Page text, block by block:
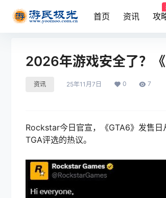
首页 资讯 攻
2026年游戏安全了？
资讯 25年11月7日 0 7
Rockstar今日官宣，《GTA6》发售
TGA评选的热议。